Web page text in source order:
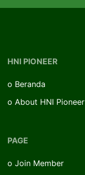
HNI PIONEER
o Beranda
o About HNI Pioneer
PAGE
o Join Member